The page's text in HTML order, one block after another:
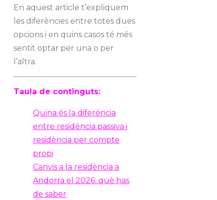
En aquest article t’expliquem
les diferències entre totes dues
opcions i en quins casos té més
sentit optar per una o per
l’altra.
Taula de continguts:
Quina és la diferència
entre residència passiva i
residència per compte
propi
Canvis a la residència a
Andorra el 2026: què has
de saber